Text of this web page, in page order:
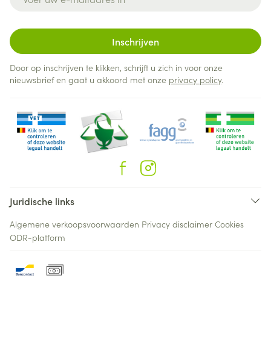
Inschrijven
Door op inschrijven te klikken, schrijft u zich in voor onze
nieuwsbrief en gaat u akkoord met onze privacy policy.
Juridische links
Algemene verkoopsvoorwaarden Privacy disclaimer Cookies
ODR-platform